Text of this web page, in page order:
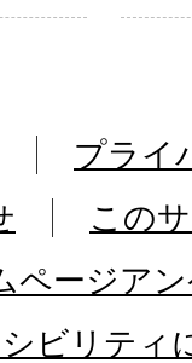
プライ
この
ページア
ビリティ